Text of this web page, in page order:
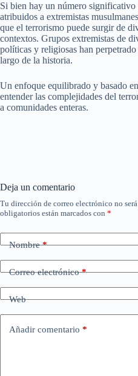
Si bien hay un número significativo
atribuidos a extremistas
que el terrorismo puede surgir de
contextos. Grupos extremistas de
políticas y religiosas han
largo de la historia.
Un enfoque equilibrado y basado
entender las complejidades del
a comunidades enteras.
Deja un comentario
Tu dirección de correo electrónico no
obligatorios están marcados con *
Nombre*
Correo electrónico*
Web
Añadir comentario *